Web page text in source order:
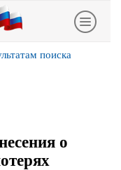
поиска
о